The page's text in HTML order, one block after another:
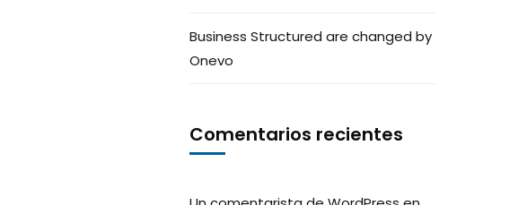
Business Structured are changed by
Onevo
Comentarios recientes